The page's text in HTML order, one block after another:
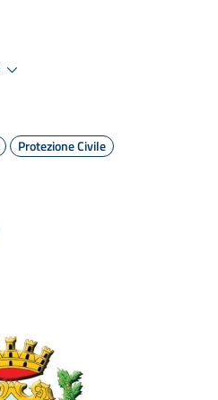
Protezione Civile